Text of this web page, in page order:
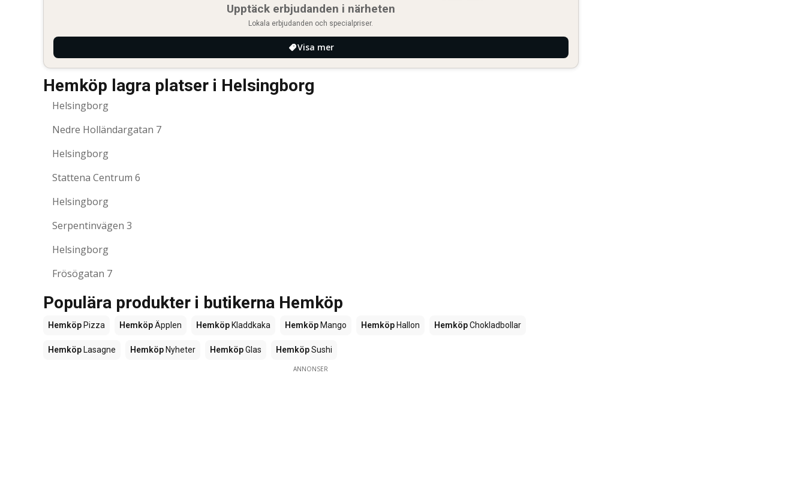
Upptäck erbjudanden i närheten
Lokala erbjudanden och specialpriser.
Visa mer
Hemköp lagra platser i Helsingborg
Helsingborg
Nedre Holländargatan 7
Helsingborg
Stattena Centrum 6
Helsingborg
Serpentinvägen 3
Helsingborg
Frösögatan 7
Populära produkter i butikerna Hemköp
HemköpPizza HemköpÄpplen HemköpKladdkaka HemköpMango HemköpHallon HemköpChokladbollar
HemköpLasagne HemköpNyheter HemköpGlas HemköpSushi
ANNONSER